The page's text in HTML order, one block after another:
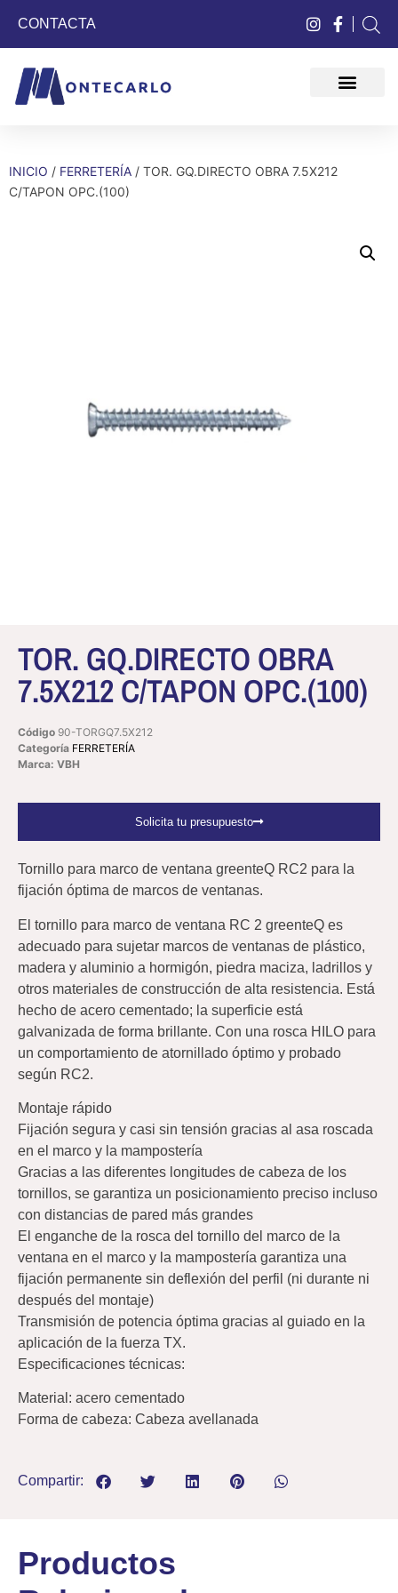
CONTACTA
INICIO / FERRETERÍA / TOR. GQ.DIRECTO OBRA 7.5X212
C/TAPON OPC.(100)
TOR. GQ.DIRECTO OBRA
7.5X212 C/TAPON OPC.(100)
Código 90-TORGQ7.5X212
Categoría FERRETERÍA
Marca: VBH
Solicita tu presupuesto
Tornillo para marco de ventana greenteQ RC2 para la
fijación óptima de marcos de ventanas.
El tornillo para marco de ventana RC 2 greenteQ es
adecuado para sujetar marcos de ventanas de plástico,
madera y aluminio a hormigón, piedra maciza, ladrillos y
otros materiales de construcción de alta resistencia. Está
hecho de acero cementado; la superficie está
galvanizada de forma brillante. Con una rosca HILO para
un comportamiento de atornillado óptimo y probado
según RC2.
Montaje rápido
Fijación segura y casi sin tensión gracias al asa roscada
en el marco y la mampostería
Gracias a las diferentes longitudes de cabeza de los
tornillos, se garantiza un posicionamiento preciso incluso
con distancias de pared más grandes
El enganche de la rosca del tornillo del marco de la
ventana en el marco y la mampostería garantiza una
fijación permanente sin deflexión del perfil (ni durante ni
después del montaje)
Transmisión de potencia óptima gracias al guiado en la
aplicación de la fuerza TX.
Especificaciones técnicas:
Material: acero cementado
Forma de cabeza: Cabeza avellanada
Compartir:
Productos